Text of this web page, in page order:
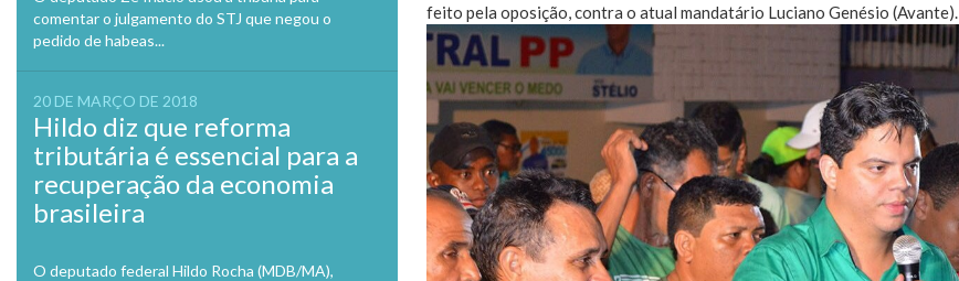
comentar o julgamento do STJ que negou o
pedido de habeas...
20 DE MARÇO DE 2018
Hildo diz que reforma
tributária é essencial para a
recuperação da economia
brasileira
O deputado federal Hildo Rocha (MDB/MA),
feito pela oposição, contra o atual mandatário Luciano Genésio (Avante).